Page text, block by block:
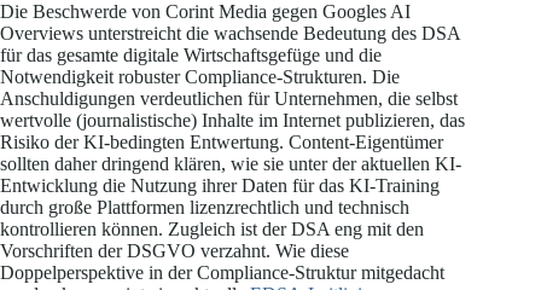
Die Beschwerde von Corint Media gegen Googles AI
Overviews unterstreicht die wachsende Bedeutung des DSA
für das gesamte digitale Wirtschaftsgefüge und die
Notwendigkeit robuster Compliance-Strukturen. Die
Anschuldigungen verdeutlichen für Unternehmen, die selbst
wertvolle (journalistische) Inhalte im Internet publizieren, das
Risiko der KI-bedingten Entwertung. Content-Eigentümer
sollten daher dringend klären, wie sie unter der aktuellen KI-
Entwicklung die Nutzung ihrer Daten für das KI-Training
durch große Plattformen lizenzrechtlich und technisch
kontrollieren können. Zugleich ist der DSA eng mit den
Vorschriften der DSGVO verzahnt. Wie diese
Doppelperspektive in der Compliance-Struktur mitgedacht